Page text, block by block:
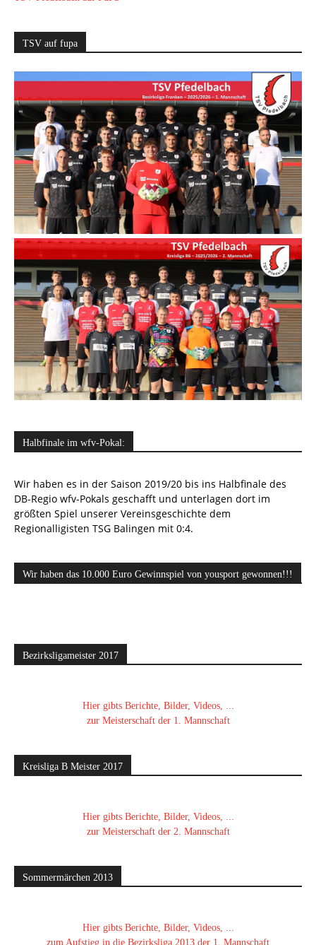
TSV auf fupa
Halbfinale im wfv-Pokal:
Wir haben es in der Saison 2019/20 bis ins Halbfinale des
DB-Regio wfv-Pokals geschafft und unterlagen dort im
größten Spiel unserer Vereinsgeschichte dem
Regionalligisten TSG Balingen mit 0:4.
Wir haben das 10.000 Euro Gewinnspiel von yousport gewonnen!!!
Bezirksligameister 2017
Hier gibts Berichte, Bilder, Videos, ...
zur Meisterschaft der 1. Mannschaft
Kreisliga B Meister 2017
Hier gibts Berichte, Bilder, Videos, ...
zur Meisterschaft der 2. Mannschaft
Sommermärchen 2013
Hier gibts Berichte, Bilder, Videos, ...
zum Aufstieg in die Bezirksliga 2013 der 1. Mannschaft